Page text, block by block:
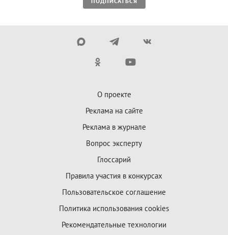
О проекте
Реклама на сайте
Реклама в журнале
Вопрос эксперту
Глоссарий
Правила участия в конкурсах
Пользовательское соглашение
Политика использования cookies
Рекомендательные технологии